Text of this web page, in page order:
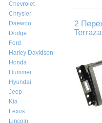
Chevrolet
Chrysler
Daewoo
Dodge
Ford
Harley Davidson
Honda
Hummer
Hyundai
Jeep
Kia
Lexus
Lincoln
2